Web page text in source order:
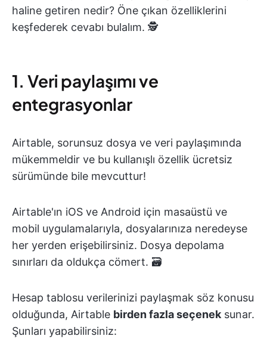
haline getiren nedir? Öne çıkan özelliklerini
keşfederek cevabı bulalım. 🕵
1. Veri paylaşımı ve
entegrasyonlar
Airtable, sorunsuz dosya ve veri paylaşımında
mükemmeldir ve bu kullanışlı özellik ücretsiz
sürümünde bile mevcuttur!
Airtable'ın iOS ve Android için masaüstü ve
mobil uygulamalarıyla, dosyalarınıza neredeyse
her yerden erişebilirsiniz. Dosya depolama
sınırları da oldukça cömert. 🗃️
Hesap tablosu verilerinizi paylaşmak söz konusu
olduğunda, Airtable birden fazla seçeneksunar.
Şunları yapabilirsiniz: